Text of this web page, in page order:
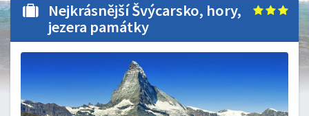
Nejkrásnější Švýcarsko, hory,
jezera památky